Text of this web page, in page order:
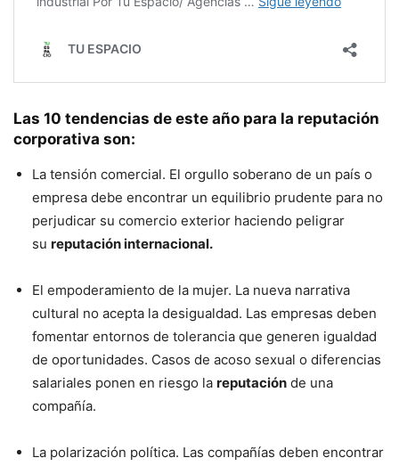
Las 10 tendencias de este año para la reputación
corporativa son:
La tensión comercial. El orgullo soberano de un país o
empresa debe encontrar un equilibrio prudente para no
perjudicar su comercio exterior haciendo peligrar
su reputación internacional.
El empoderamiento de la mujer. La nueva narrativa
cultural no acepta la desigualdad. Las empresas deben
fomentar entornos de tolerancia que generen igualdad
de oportunidades. Casos de acoso sexual o diferencias
salariales ponen en riesgo la reputación de una
compañía.
La polarización política. Las compañías deben encontrar